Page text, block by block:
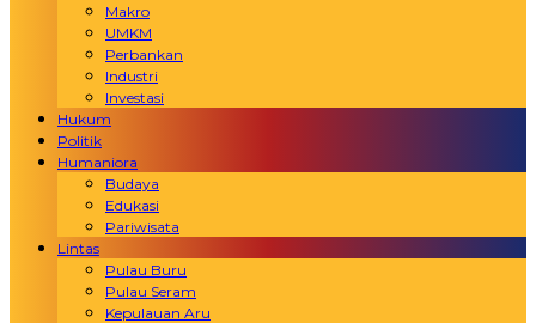
Makro
UMKM
Perbankan
Industri
Investasi
Hukum
Politik
Humaniora
Budaya
Edukasi
Pariwisata
Lintas
Pulau Buru
Pulau Seram
Kepulauan Aru